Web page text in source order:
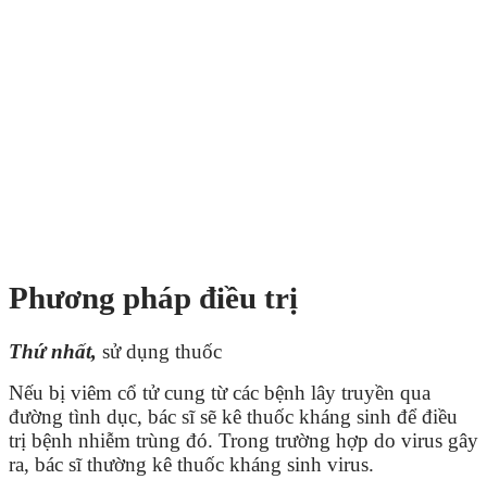
Phương pháp điều trị
Thứ nhất, sử dụng thuốc
Nếu bị viêm cổ tử cung từ các bệnh lây truyền qua
đường tình dục, bác sĩ sẽ kê thuốc kháng sinh để điều
trị bệnh nhiễm trùng đó. Trong trường hợp do virus gây
ra, bác sĩ thường kê thuốc kháng sinh virus.